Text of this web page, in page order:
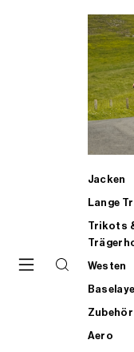
Jacken
Lange
Trikots
Westen
Zubehör
Aero